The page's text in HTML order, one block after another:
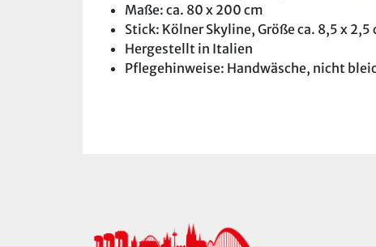
Maße: ca. 80 x 200 cm
Stick: Kölner Skyline, Größe ca. 8,5 x 2,5
Hergestellt in Italien
Pflegehinweise: Handwäsche, nicht